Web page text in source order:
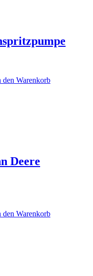
den Warenkorb
Deere
den Warenkorb